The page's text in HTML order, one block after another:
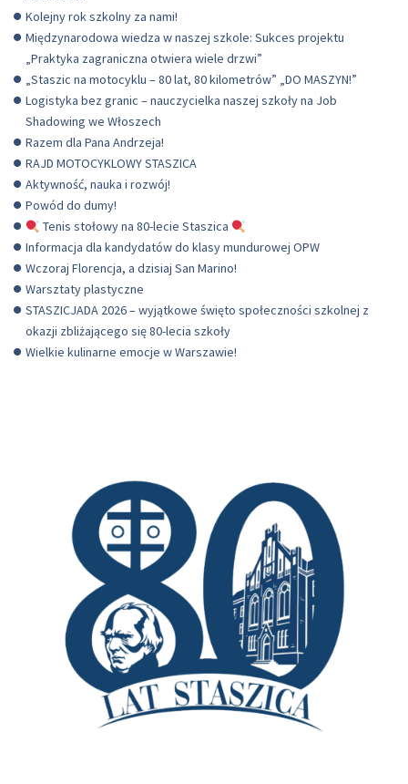
Kolejny rok szkolny za nami!
Międzynarodowa wiedza w naszej szkole: Sukces projektu
„Praktyka zagraniczna otwiera wiele drzwi”
„Staszic na motocyklu – 80 lat, 80 kilometrów” „DO MASZYN!”
Logistyka bez granic – nauczycielka naszej szkoły na Job
Shadowing we Włoszech
Razem dla Pana Andrzeja!
RAJD MOTOCYKLOWY STASZICA
Aktywność, nauka i rozwój!
Powód do dumy!
Tenis stołowy na 80-lecie Staszica
Informacja dla kandydatów do klasy mundurowej OPW
Wczoraj Florencja, a dzisiaj San Marino!
Warsztaty plastyczne
STASZICJADA 2026 – wyjątkowe święto społeczności szkolnej z
okazji zbliżającego się 80-lecia szkoły
Wielkie kulinarne emocje w Warszawie!